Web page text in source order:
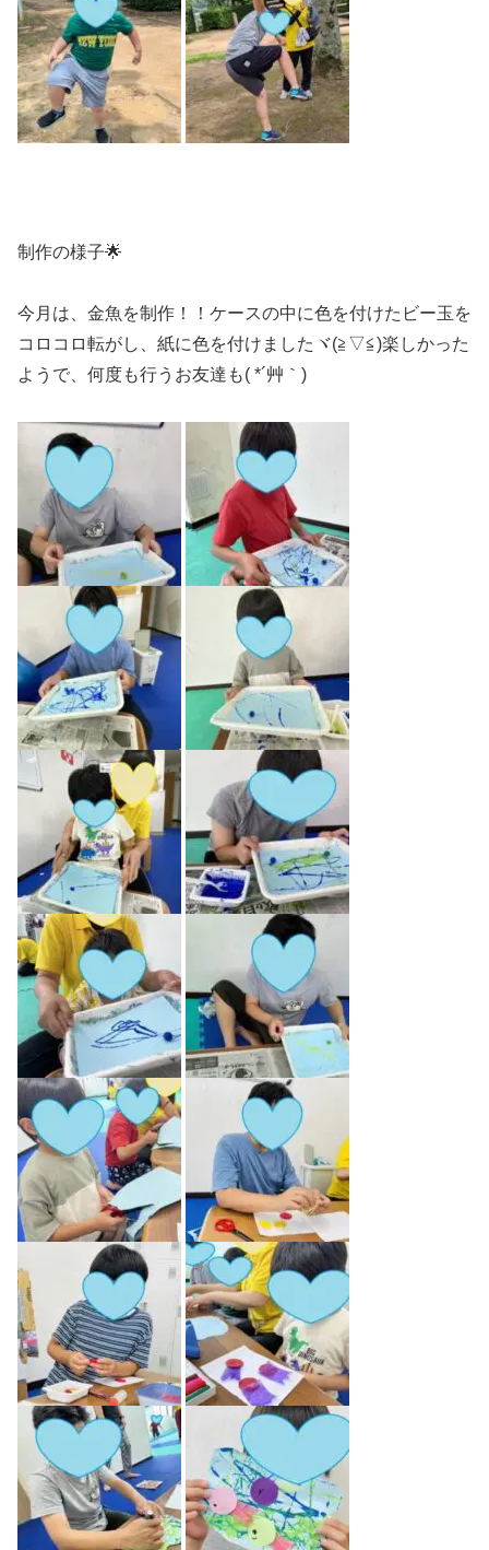
制作の様子🌟
今月は、金魚を制作！！ケースの中に色を付けたビー玉を
コロコロ転がし、紙に色を付けましたヾ(≧▽≦)楽しかった
ようで、何度も行うお友達も( *´艸｀)